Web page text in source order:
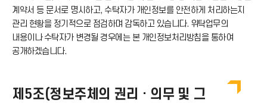
드
계약서 등 문서로 명시하고, 수탁자가 개인정보를 안전하게 처리하는지
관리 현황을 정기적으로 점검하며 감독하고 있습니다. 위탁업무의
내용이나 수탁자가 변경될 경우에는 본 개인정보처리방침을 통하여
공개하겠습니다.
제5조(정보주체의 권리 · 의무 및 그